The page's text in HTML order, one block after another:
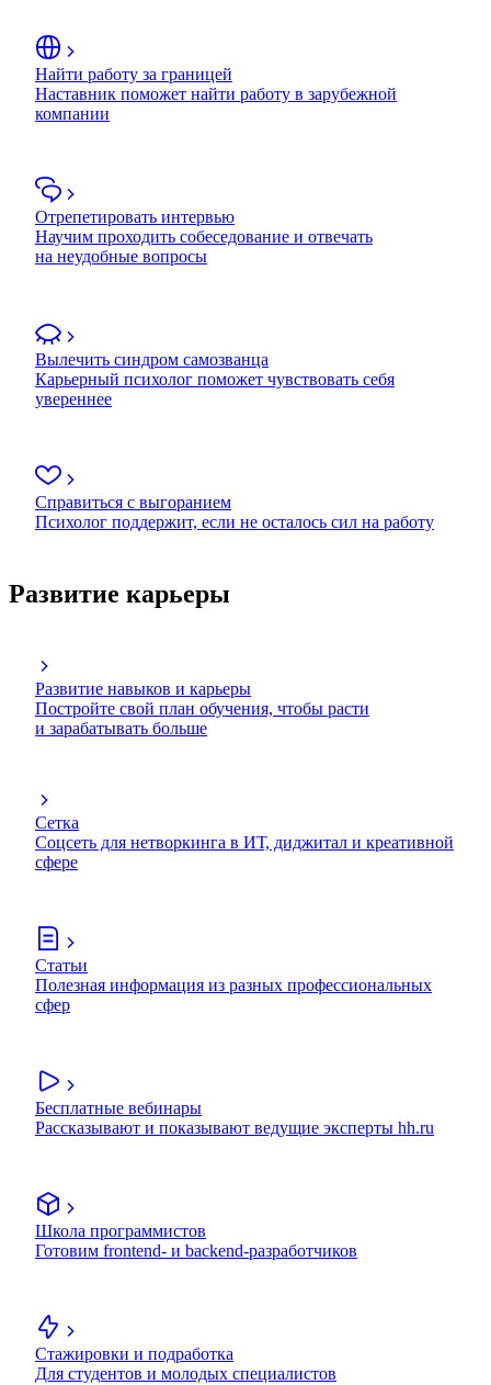
Найти работу за границей
Наставник поможет найти работу в зарубежной
компании
Отрепетировать интервью
Научим проходить собеседование и отвечать
на неудобные вопросы
Вылечить синдром самозванца
Карьерный психолог поможет чувствовать себя
увереннее
Справиться с выгоранием
Психолог поддержит, если не осталось сил на работу
Развитие карьеры
Развитие навыков и карьеры
Постройте свой план обучения, чтобы расти
и зарабатывать больше
Сетка
Соцсеть для нетворкинга в ИТ, диджитал и креативной
сфере
Статьи
Полезная информация из разных профессиональных
сфер
Бесплатные вебинары
Рассказывают и показывают ведущие эксперты hh.ru
Школа программистов
Готовим frontend- и backend-разработчиков
Стажировки и подработка
Для студентов и молодых специалистов